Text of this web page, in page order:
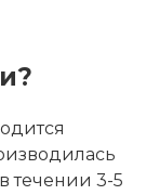
течении 3-5